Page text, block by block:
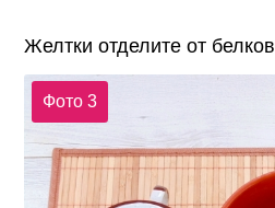
Желтки отделите от
Фото 3